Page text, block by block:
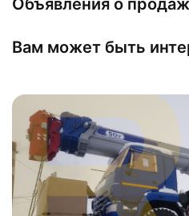
Объявления о
Вам может быть